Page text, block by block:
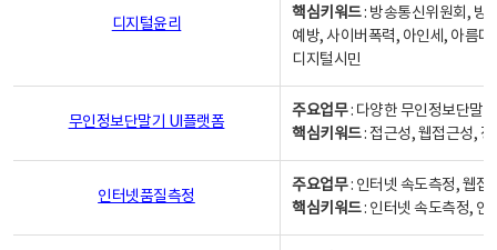
디지털윤리
핵심키워드: 방송통신위원회, 방
예방, 사이버폭력, 아인세, 아름
디지털시민
무인정보단말기 UI플랫폼
주요업무: 다양한 무인정보단말
핵심키워드: 접근성, 웹접근성,
인터넷품질측정
주요업무: 인터넷 속도측정, 웹접
핵심키워드: 인터넷 속도측정, 인